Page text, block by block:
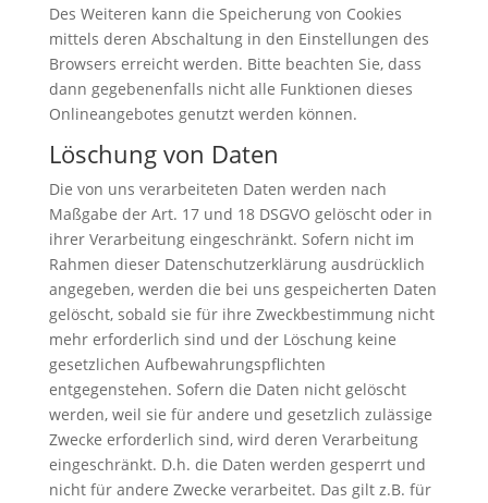
Des Weiteren kann die Speicherung von Cookies
mittels deren Abschaltung in den Einstellungen des
Browsers erreicht werden. Bitte beachten Sie, dass
dann gegebenenfalls nicht alle Funktionen dieses
Onlineangebotes genutzt werden können.
Löschung von Daten
Die von uns verarbeiteten Daten werden nach
Maßgabe der Art. 17 und 18 DSGVO gelöscht oder in
ihrer Verarbeitung eingeschränkt. Sofern nicht im
Rahmen dieser Datenschutzerklärung ausdrücklich
angegeben, werden die bei uns gespeicherten Daten
gelöscht, sobald sie für ihre Zweckbestimmung nicht
mehr erforderlich sind und der Löschung keine
gesetzlichen Aufbewahrungspflichten
entgegenstehen. Sofern die Daten nicht gelöscht
werden, weil sie für andere und gesetzlich zulässige
Zwecke erforderlich sind, wird deren Verarbeitung
eingeschränkt. D.h. die Daten werden gesperrt und
nicht für andere Zwecke verarbeitet. Das gilt z.B. für